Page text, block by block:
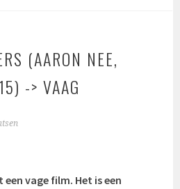
(AARON NEE,
-> VAAG
een vage film. Het is een